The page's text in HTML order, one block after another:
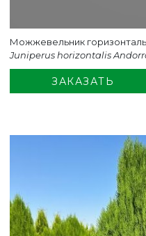
Можжевельник
Juniperus horizontalis
ЗАКАЗАТЬ